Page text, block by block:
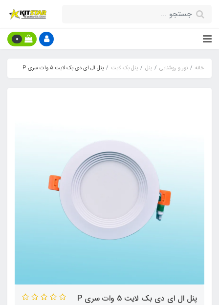
0
خانه نور و روشنایی پنل پنل بک لایت پنل ال ای دی بک لایت 5 وات سری P
پنل ال ای دی بک لایت 5 وات سری P